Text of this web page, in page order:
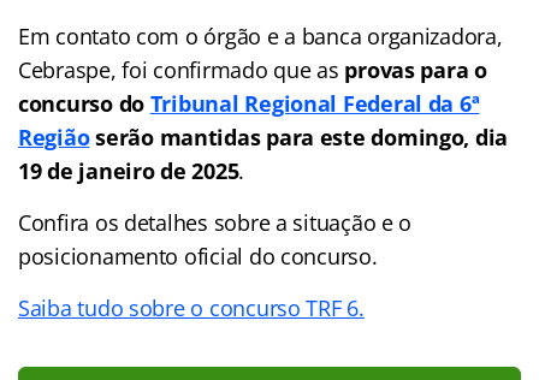
Em contato com o órgão e a banca organizadora,
Cebraspe, foi confirmado que as provas para o
concurso do Tribunal Regional Federal da 6ª
Regiãoserão mantidas para este domingo, dia
19 de janeiro de 2025.
Confira os detalhes sobre a situação e o
posicionamento oficial do concurso.
Saiba tudo sobre o concurso TRF 6.